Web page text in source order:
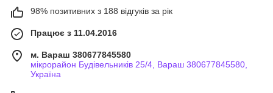
98% позитивних з 188 відгуків за рік
Працює з 11.04.2016
м. Вараш 380677845580
мікрорайон Будівельників 25/4, Вараш 380677845580,
Україна